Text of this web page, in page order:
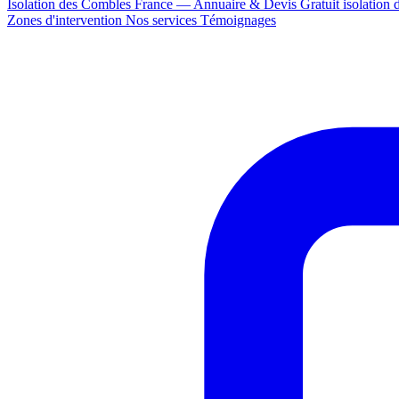
Isolation des Combles France — Annuaire & Devis Gratuit isolation
Zones d'intervention Nos services Témoignages